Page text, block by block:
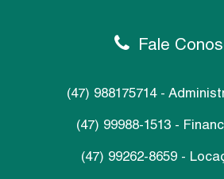
Fale
(47) 988175714 -
(47) 99988-1513 -
(47) 99262-8659 -